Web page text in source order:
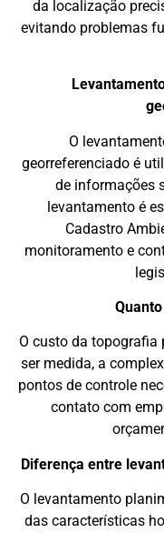
da localização
evitando problemas
O
georreferenciado é
de informações
levantamento é
Cadastro
monitoramento e
O custo da topografia
ser medida, a
pontos de controle
contato com
Diferença entre
O levantamento
das características